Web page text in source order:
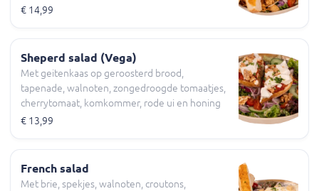
geroosterd knoflookbrood
€ 14,99
Sheperd salad (Vega)
Met geitenkaas op geroosterd brood,
tapenade, walnoten, zongedroogde tomaatjes,
cherrytomaat, komkommer, rode ui en honing
mosterd dressing
€ 13,99
French salad
Met brie, spekjes, walnoten, croutons,